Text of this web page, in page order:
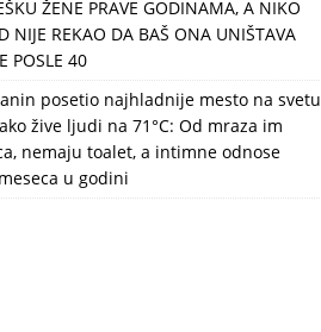
ŽENE PRAVE GODINAMA, A NIKO
NIJE REKAO DA BAŠ ONA UNIŠTAVA
POSLE 40
posetio najhladnije mesto na svetu
žive ljudi na 71°C: Od mraza im
nemaju toalet, a intimne odnose
u godini